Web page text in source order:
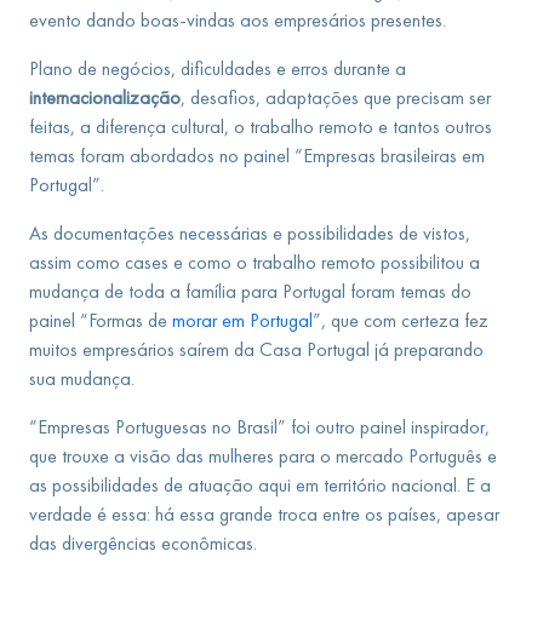
evento dando boas-vindas aos empresários presentes.
Plano de negócios, dificuldades e erros durante a
internacionalização, desafios, adaptações que precisam ser
feitas, a diferença cultural, o trabalho remoto e tantos outros
temas foram abordados no painel “Empresas brasileiras em
Portugal”.
As documentações necessárias e possibilidades de vistos,
assim como cases e como o trabalho remoto possibilitou a
mudança de toda a família para Portugal foram temas do
painel “Formas de morar em Portugal”, que com certeza fez
muitos empresários saírem da Casa Portugal já preparando
sua mudança.
“Empresas Portuguesas no Brasil” foi outro painel inspirador,
que trouxe a visão das mulheres para o mercado Português e
as possibilidades de atuação aqui em território nacional. E a
verdade é essa: há essa grande troca entre os países, apesar
das divergências econômicas.